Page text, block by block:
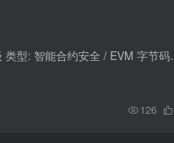
题目信息 题目名称: Jump N Run 作
126